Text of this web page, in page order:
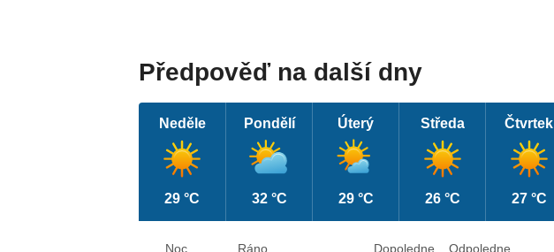
Předpověď na další dny
Neděle
29 °C
Pondělí
32 °C
Úterý
29 °C
Středa
26 °C
Čtvrtek
27 °C
Noc Ráno Dopoledne Odpoledne